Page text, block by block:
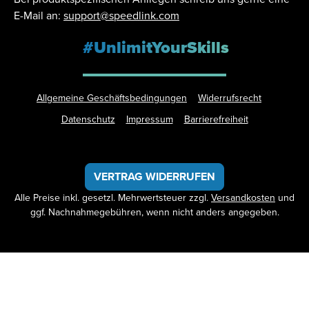
E-Mail an: support@speedlink.com
#UnlimitYourSkills
Allgemeine Geschäftsbedingungen
Widerrufsrecht
Datenschutz
Impressum Barrierefreiheit
VERTRAG WIDERRUFEN
Alle Preise inkl. gesetzl. Mehrwertsteuer zzgl.Versandkosten und
ggf. Nachnahmegebühren, wenn nicht anders angegeben.